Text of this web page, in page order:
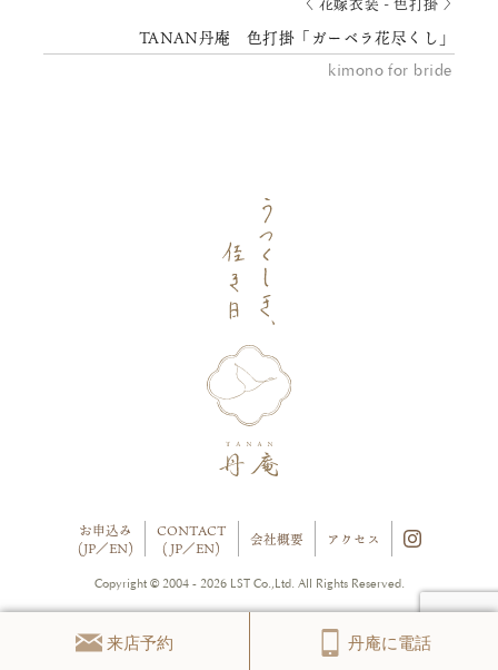
TANAN丹庵 色打掛「ガーベラ花尽くし」
kimono for bride
お申込み
(JP／EN)
CONTACT
( JP／EN) 会社概要 アクセス
Copyright © 2004 - 2026 LST Co.,Ltd. All Rights Reserved.
来店予約 丹庵に電話